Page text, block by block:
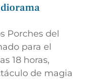
Porches del
para el
18 horas,
de magia